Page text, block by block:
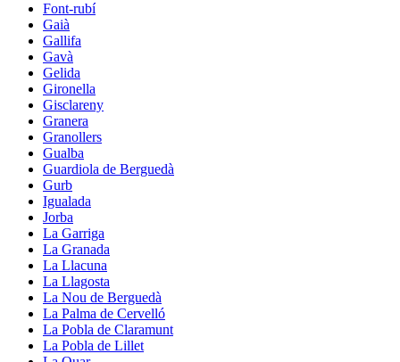
Font-rubí
Gaià
Gallifa
Gavà
Gelida
Gironella
Gisclareny
Granera
Granollers
Gualba
Guardiola de Berguedà
Gurb
Igualada
Jorba
La Garriga
La Granada
La Llacuna
La Llagosta
La Nou de Berguedà
La Palma de Cervelló
La Pobla de Claramunt
La Pobla de Lillet